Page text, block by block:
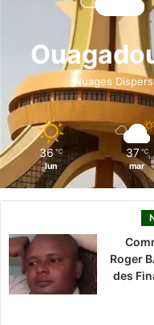
b
o
k
Nuages
36 ℃
lun
37 ℃
mar
Roger
des